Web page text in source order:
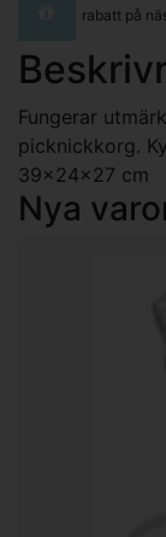
rabatt på
Fungerar
picknickkorg.
39x24x27 cm
Nya